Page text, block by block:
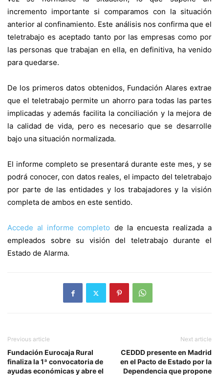
incremento importante si comparamos con la situación
anterior al confinamiento. Este análisis nos confirma que el
teletrabajo es aceptado tanto por las empresas como por
las personas que trabajan en ella, en definitiva, ha venido
para quedarse.
De los primeros datos obtenidos, Fundación Alares extrae
que el teletrabajo permite un ahorro para todas las partes
implicadas y además facilita la conciliación y la mejora de
la calidad de vida, pero es necesario que se desarrolle
bajo una situación normalizada.
El informe completo se presentará durante este mes, y se
podrá conocer, con datos reales, el impacto del teletrabajo
por parte de las entidades y los trabajadores y la visión
completa de ambos en este sentido.
Accede al informe completo de la encuesta realizada a
empleados sobre su visión del teletrabajo durante el
Estado de Alarma.
Previous article
Fundación Eurocaja Rural
finaliza la 1ª convocatoria de
ayudas económicas y abre el
Next article
CEDDD presente en Madrid
en el Pacto de Estado por la
Dependencia que propone